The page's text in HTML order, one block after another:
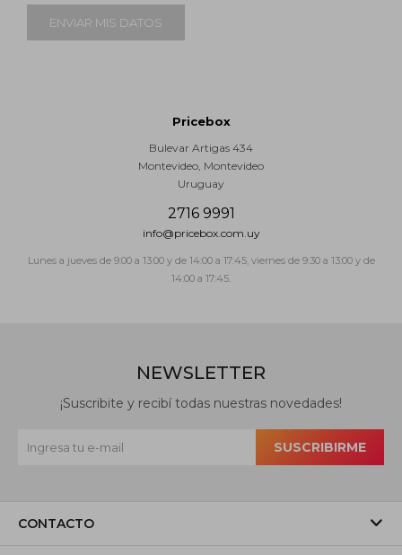
ENVIAR MIS DATOS
Pricebox
Bulevar Artigas 434
Montevideo, Montevideo
Uruguay
2716 9991
info@pricebox.com.uy
Lunes a jueves de 9:00 a 13:00 y de 14:00 a 17:45, viernes de 9:30 a 13:00 y de
14:00 a 17:45.
CONTACTO
NEWSLETTER
¡Suscribite y recibí todas nuestras novedades!
SUSCRIBIRME